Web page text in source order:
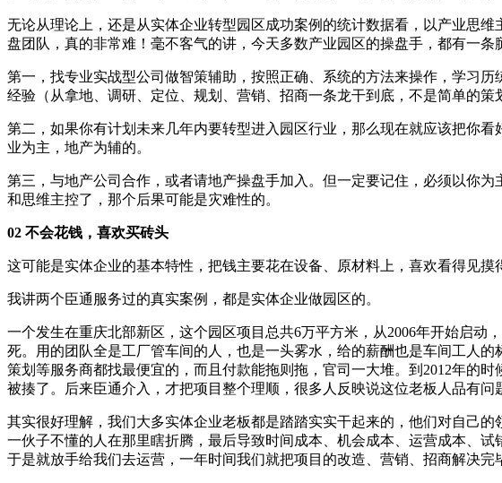
无论从理论上，还是从实体企业转型园区成功案例的统计数据看，以产业思
盘团队，真的非常难！毫不客气的讲，今天多数产业园区的操盘手，都有一
第一，找专业实战型公司做智策辅助，按照正确、系统的方法来操作，学习
经验（从拿地、调研、定位、规划、营销、招商一条龙干到底，不是简单的
第二，如果你有计划未来几年内要转型进入园区行业，那么现在就应该把你
业为主，地产为辅的。
第三，与地产公司合作，或者请地产操盘手加入。但一定要记住，必须以你
和思维主控了，那个后果可能是灾难性的。
02 不会花钱，喜欢买砖头
这可能是实体企业的基本特性，把钱主要花在设备、原材料上，喜欢看得见摸
我讲两个臣通服务过的真实案例，都是实体企业做园区的。
一个发生在重庆北部新区，这个园区项目总共6万平方米，从2006年开始启
死。用的团队全是工厂管车间的人，也是一头雾水，给的薪酬也是车间工人
策划等服务商都找最便宜的，而且付款能拖则拖，官司一大堆。到2012年的
被揍了。后来臣通介入，才把项目整个理顺，很多人反映说这位老板人品有
其实很好理解，我们大多实体企业老板都是踏踏实实干起来的，他们对自己
一伙子不懂的人在那里瞎折腾，最后导致时间成本、机会成本、运营成本、
于是就放手给我们去运营，一年时间我们就把项目的改造、营销、招商解决